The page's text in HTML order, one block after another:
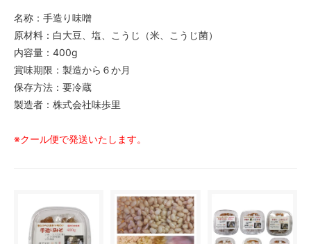
名称：手造り味噌
原材料：白大豆、塩、こうじ（米、こうじ菌）
内容量：400g
賞味期限：製造から６か月
保存方法：要冷蔵
製造者：株式会社味歩里
※クール便で発送いたします。